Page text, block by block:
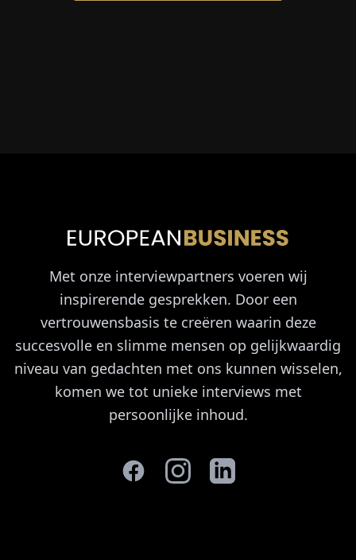
Met onze interviewpartners voeren wij
inspirerende gesprekken. Door een
vertrouwensbasis te creëren waarin deze
succesvolle en slimme mensen op gelijkwaardig
niveau van gedachten met ons kunnen wisselen,
komen we tot unieke interviews met
persoonlijke inhoud.